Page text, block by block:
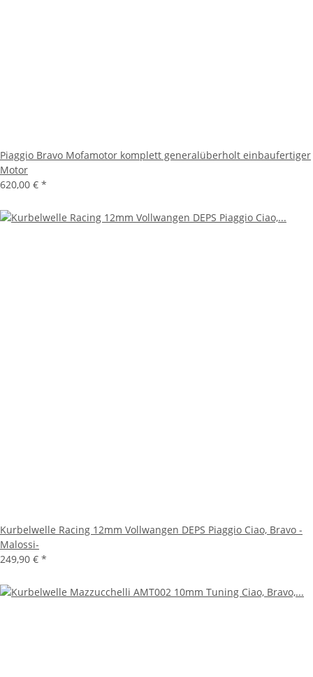
Piaggio Bravo Mofamotor komplett generalüberholt einbaufertiger
Motor
620,00 € *
Kurbelwelle Racing 12mm Vollwangen DEPS Piaggio Ciao, Bravo -
Malossi-
249,90 € *